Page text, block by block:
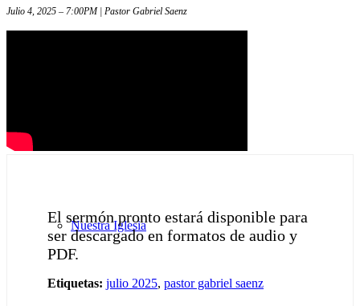
Nuestra Iglesia
Julio 4, 2025 – 7:00PM | Pastor Gabriel Saenz
El sermón pronto estará disponible para
ser descargado en formatos de audio y
PDF.
Etiquetas: julio 2025, pastor gabriel saenz